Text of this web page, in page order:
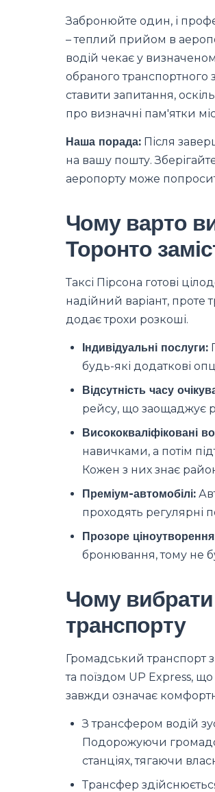
Забронюйте один, і
– теплий прийом в
водій чекає у
обраного транспортного
ставити запитання,
про визначні пам'ятки
Наша порада: Після
на вашу пошту.
аеропорту може
Чому варто
Торонто
Таксі Пірсона готові
надійний варіант, проте
додає трохи розкоші.
Індивідуальні послуги:
будь-які додаткові
Відсутність часу
рейсу, що заощаджує
Висококваліфіковані
навичками, а потім
Кожен з них знає
Преміум-автомобілі:
проходять регулярні
Прозоре
бронювання, тому не
Чому вибрати
транспорту
Громадський транспорт
та поїздом UP Express,
завжди означає
З трансфером водій
Подорожуючи
станціях, тягаючи
Трансфер